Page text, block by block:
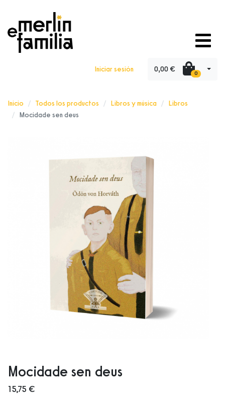
Iniciar sesión 0,00 € 0
Inicio Todos los productos Libros y música
Libros
Mocidade sen deus
Mocidade sen deus
15,75 €